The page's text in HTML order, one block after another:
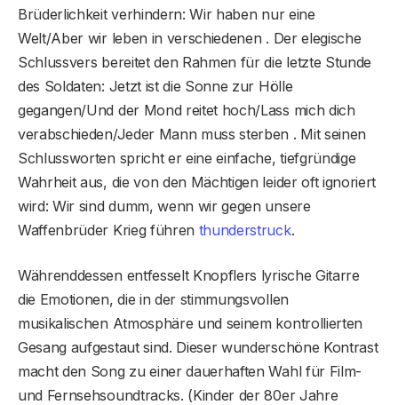
Brüderlichkeit verhindern: Wir haben nur eine
Welt/Aber wir leben in verschiedenen . Der elegische
Schlussvers bereitet den Rahmen für die letzte Stunde
des Soldaten: Jetzt ist die Sonne zur Hölle
gegangen/Und der Mond reitet hoch/Lass mich dich
verabschieden/Jeder Mann muss sterben . Mit seinen
Schlussworten spricht er eine einfache, tiefgründige
Wahrheit aus, die von den Mächtigen leider oft ignoriert
wird: Wir sind dumm, wenn wir gegen unsere
Waffenbrüder Krieg führen thunderstruck.
Währenddessen entfesselt Knopflers lyrische Gitarre
die Emotionen, die in der stimmungsvollen
musikalischen Atmosphäre und seinem kontrollierten
Gesang aufgestaut sind. Dieser wunderschöne Kontrast
macht den Song zu einer dauerhaften Wahl für Film-
und Fernsehsoundtracks. (Kinder der 80er Jahre